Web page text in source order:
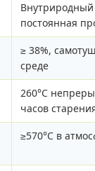
Внутриродный
постоянная
≥ 38%,
среде
260°C
часов
≥570°C в